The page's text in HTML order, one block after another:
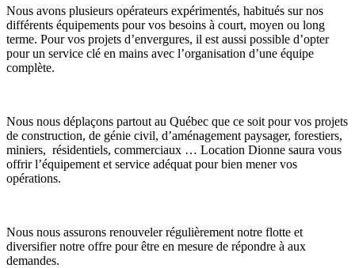
Nous avons plusieurs opérateurs expérimentés, habitués sur nos
différents équipements pour vos besoins à court, moyen ou long
terme. Pour vos projets d’envergures, il est aussi possible d’opter
pour un service clé en mains avec l’organisation d’une équipe
complète.
Nous nous déplaçons partout au Québec que ce soit pour vos projets
de construction, de génie civil, d’aménagement paysager, forestiers,
miniers, résidentiels, commerciaux … Location Dionne saura vous
offrir l’équipement et service adéquat pour bien mener vos
opérations.
Nous nous assurons renouveler régulièrement notre flotte et
diversifier notre offre pour être en mesure de répondre à aux
demandes.